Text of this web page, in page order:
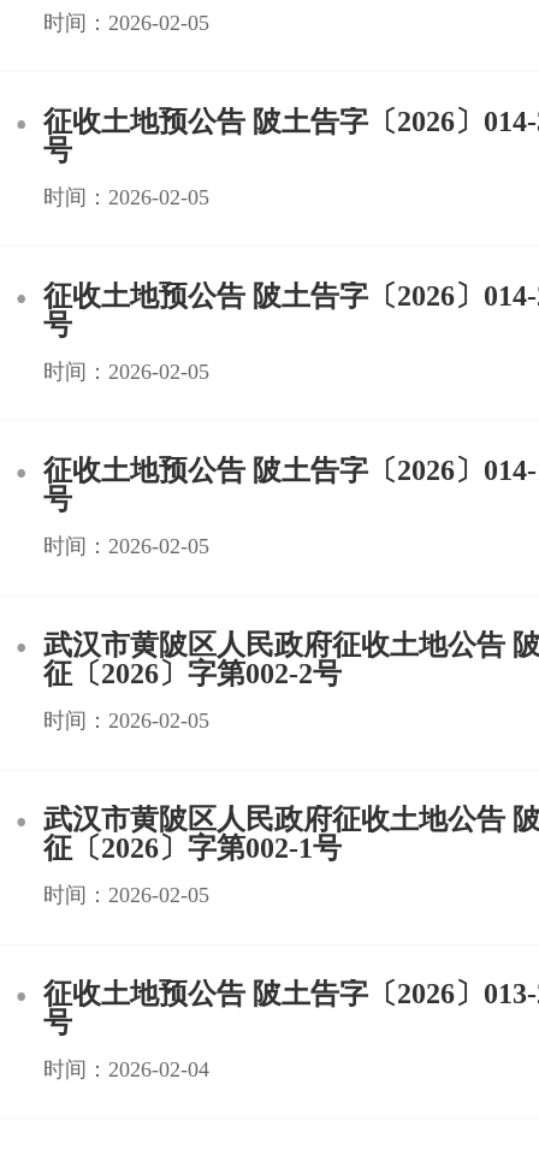
时间：2026-02-05
征收土地预公告 陂土告字〔2026〕014-3
号
时间：2026-02-05
征收土地预公告 陂土告字〔2026〕014-2
号
时间：2026-02-05
征收土地预公告 陂土告字〔2026〕014-1
号
时间：2026-02-05
武汉市黄陂区人民政府征收土地公告 陂
征〔2026〕字第002-2号
时间：2026-02-05
武汉市黄陂区人民政府征收土地公告 陂
征〔2026〕字第002-1号
时间：2026-02-05
征收土地预公告 陂土告字〔2026〕013-2
号
时间：2026-02-04